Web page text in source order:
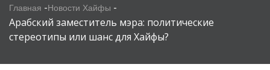
Главная -Новости Хайфы -
Арабский заместитель мэра: политические
стереотипы или шанс для Хайфы?